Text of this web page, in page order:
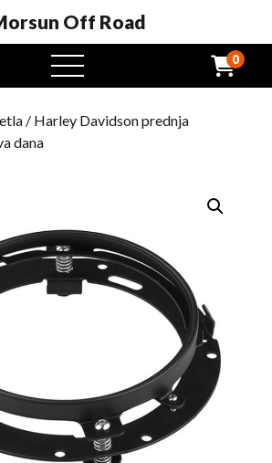
Off Road
Otvoreni
izbornik
0
/ Harley Davidson prednja
dana